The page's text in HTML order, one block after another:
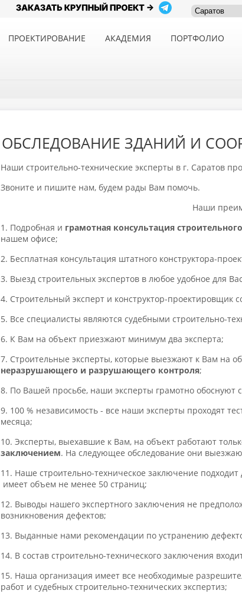
ПРОЕКТИРОВАНИЕ АКАДЕМИЯ ПОРТФОЛИО
ОБСЛЕДОВАНИЕ ЗДАНИЙ И
Наши строительно-технические эксперты в г. Саратов
Звоните и пишите нам, будем рады Вам помочь.
Наши
1. Подробная и грамотная консультация
нашем офисе;
2. Бесплатная консультация штатного конструктора-
3. Выезд строительных экспертов в любое удобное для
4. Строительный эксперт и конструктор-проектировщик
5. Все специалисты являются судебными строительно-
6. К Вам на объект приезжают минимум два эксперта;
7. Строительные эксперты, которые выезжают к Вам на
неразрушающего и разрушающего контроля;
8. По Вашей просьбе, наши эксперты грамотно
9. 100 % независимость - все наши эксперты проходят
месяца;
10. Эксперты, выехавшие к Вам, на объект работают
заключением. На следующее обследование они
11. Наше строительно-техническое заключение
имеет объем не менее 50 страниц;
12. Выводы нашего экспертного заключения не
возникновения дефектов;
13. Выданные нами рекомендации по устранению
14. В состав строительно-технического заключения
15. Наша организация имеет все необходимые
работ и судебных строительно-технических экспертиз;